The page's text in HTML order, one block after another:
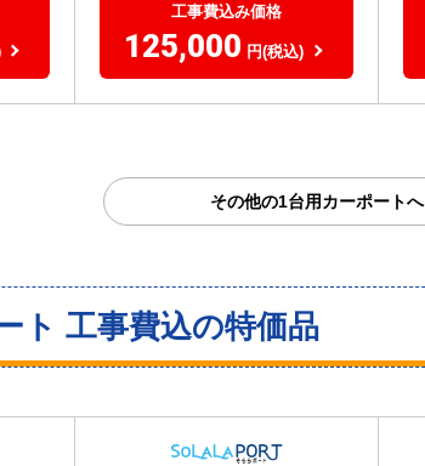
工事費込み価格
125,000 円(税込)
その他の1台用カーポートへ
ト 工事費込の特価品